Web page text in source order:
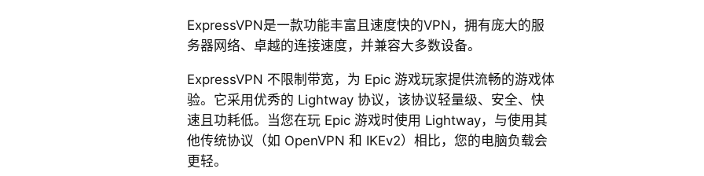
ExpressVPN是一款功能丰富且速度快的VPN，拥有庞大的服
务器网络、卓越的连接速度，并兼容大多数设备。
ExpressVPN 不限制带宽，为 Epic 游戏玩家提供流畅的游戏体
验。它采用优秀的 Lightway 协议，该协议轻量级、安全、快
速且功耗低。当您在玩 Epic 游戏时使用 Lightway，与使用其
他传统协议（如 OpenVPN 和 IKEv2）相比，您的电脑负载会
更轻。